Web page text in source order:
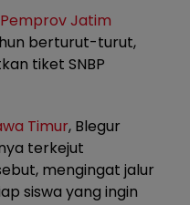
Pemprov Jatim
berturut-turut,
tiket SNBP
Timur, Blegur
terkejut
mengingat jalur
siswa yang ingin